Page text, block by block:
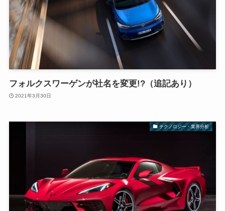
フォルクスワーゲンが社名を変更!?（追記あり）
2021年3月30日
テクノロジー・業界分析